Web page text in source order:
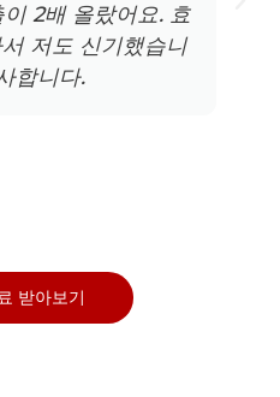
2배 올랐어요. 효
저도 신기했습니
합니다.
받아보기